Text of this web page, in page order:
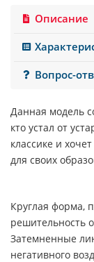
Описание
Вопрос-
Данная модель
кто устал от
классике и
для своих
Круглая форма,
решительность
Затемненные
негативного